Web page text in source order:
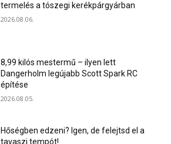
termelés a tószegi kerékpárgyárban
2026.08.06.
8,99 kilós mestermű – ilyen lett
Dangerholm legújabb Scott Spark RC
építése
2026.08.05.
Hőségben edzeni? Igen, de felejtsd el a
tavaszi tempót!